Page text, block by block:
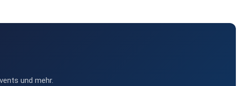
und mehr.